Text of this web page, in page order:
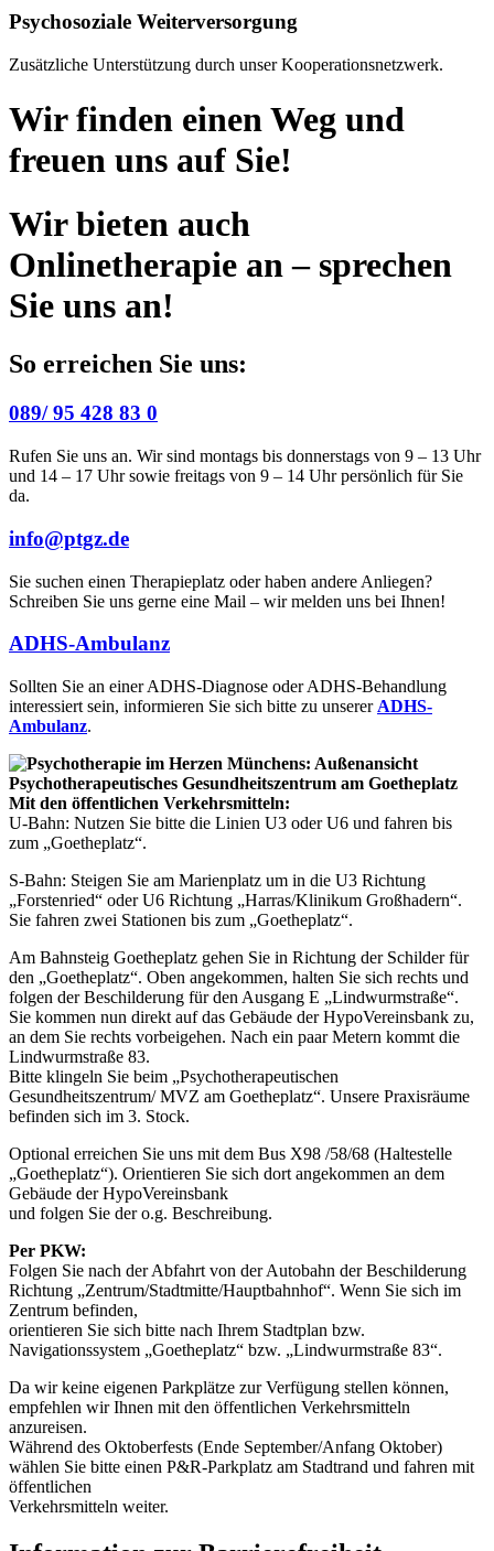
Psychosoziale Weiterversorgung
Zusätzliche Unterstützung durch unser Kooperationsnetzwerk.
Wir finden einen Weg und
freuen uns auf Sie!
Wir bieten auch
Onlinetherapie an – sprechen
Sie uns an!
So erreichen Sie uns:
089/ 95 428 83 0
Rufen Sie uns an. Wir sind montags bis donnerstags von 9 – 13 Uhr
und 14 – 17 Uhr sowie freitags von 9 – 14 Uhr persönlich für Sie
da.
info@ptgz.de
Sie suchen einen Therapieplatz oder haben andere Anliegen?
Schreiben Sie uns gerne eine Mail – wir melden uns bei Ihnen!
ADHS-Ambulanz
Sollten Sie an einer ADHS-Diagnose oder ADHS-Behandlung
interessiert sein, informieren Sie sich bitte zu unserer ADHS-
Ambulanz.
Mit den öffentlichen Verkehrsmitteln:
U-Bahn: Nutzen Sie bitte die Linien U3 oder U6 und fahren bis
zum „Goetheplatz“.
S-Bahn: Steigen Sie am Marienplatz um in die U3 Richtung
„Forstenried“ oder U6 Richtung „Harras/Klinikum Großhadern“.
Sie fahren zwei Stationen bis zum „Goetheplatz“.
Am Bahnsteig Goetheplatz gehen Sie in Richtung der Schilder für
den „Goetheplatz“. Oben angekommen, halten Sie sich rechts und
folgen der Beschilderung für den Ausgang E „Lindwurmstraße“.
Sie kommen nun direkt auf das Gebäude der HypoVereinsbank zu,
an dem Sie rechts vorbeigehen. Nach ein paar Metern kommt die
Lindwurmstraße 83.
Bitte klingeln Sie beim „Psychotherapeutischen
Gesundheitszentrum/ MVZ am Goetheplatz“. Unsere Praxisräume
befinden sich im 3. Stock.
Optional erreichen Sie uns mit dem Bus X98 /58/68 (Haltestelle
„Goetheplatz“). Orientieren Sie sich dort angekommen an dem
Gebäude der HypoVereinsbank
und folgen Sie der o.g. Beschreibung.
Per PKW:
Folgen Sie nach der Abfahrt von der Autobahn der Beschilderung
Richtung „Zentrum/Stadtmitte/Hauptbahnhof“. Wenn Sie sich im
Zentrum befinden,
orientieren Sie sich bitte nach Ihrem Stadtplan bzw.
Navigationssystem „Goetheplatz“ bzw. „Lindwurmstraße 83“.
Da wir keine eigenen Parkplätze zur Verfügung stellen können,
empfehlen wir Ihnen mit den öffentlichen Verkehrsmitteln
anzureisen.
Während des Oktoberfests (Ende September/Anfang Oktober)
wählen Sie bitte einen P&R-Parkplatz am Stadtrand und fahren mit
öffentlichen
Verkehrsmitteln weiter.